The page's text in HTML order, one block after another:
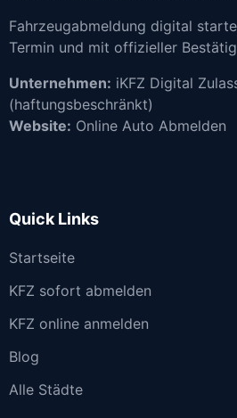
Fahrzeugabmeldung digital
Termin und mit offizieller
Unternehmen: iKFZ Digital
(haftungsbeschränkt)
Website: Online Auto Abmelden
Quick Links
Startseite
KFZ sofort abmelden
KFZ online anmelden
Blog
Alle Städte